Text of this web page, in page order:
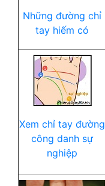
Những đường chỉ
tay hiếm có
Xem chỉ tay đường
công danh sự
nghiệp